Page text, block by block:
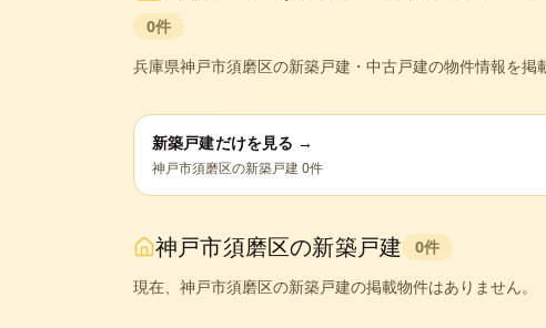
0件
兵庫県神戸市須磨区の新築戸建・中古戸建の物件情報を掲
新築戸建だけを見る →
神戸市須磨区の新築戸建0件
神戸市須磨区の新築戸建 0件
現在、 神戸市須磨区の新築戸建の掲載物件はありません。